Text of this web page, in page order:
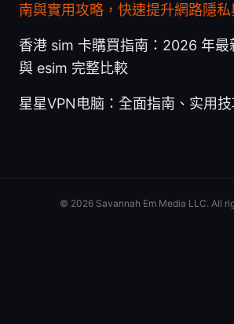
南與實用攻略，快速提升網路隱私
香港 sim 卡購買指南：2026 年最
與 esim 完整比較
星星VPN电脑：全面指南、实用
© 2026 Savannah Em Media LLC. All